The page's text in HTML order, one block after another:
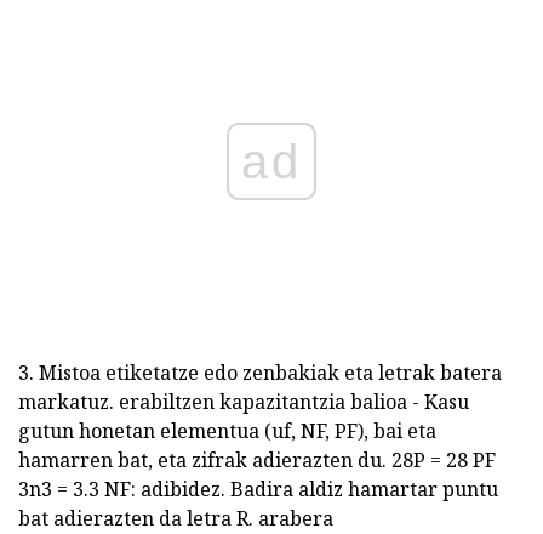
ad
3. Mistoa etiketatze edo zenbakiak eta letrak batera
markatuz. erabiltzen kapazitantzia balioa - Kasu
gutun honetan elementua (uf, NF, PF), bai eta
hamarren bat, eta zifrak adierazten du. 28P = 28 PF
3n3 = 3.3 NF: adibidez. Badira aldiz hamartar puntu
bat adierazten da letra R. arabera